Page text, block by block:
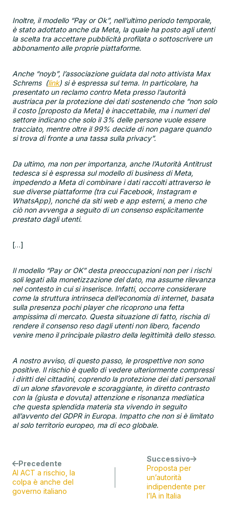
Inoltre, il modello “Pay or Ok”, nell’ultimo periodo temporale,
è stato adottato anche da Meta, la quale ha posto agli utenti
la scelta tra accettare pubblicità profilata o sottoscrivere un
abbonamento alle proprie piattaforme.
Anche “noyb”, l’associazione guidata dal noto attivista Max
Schrems (link) si è espressa sul tema. In particolare, ha
presentato un reclamo contro Meta presso l’autorità
austriaca per la protezione dei dati sostenendo che “non solo
il costo [proposto da Meta] è inaccettabile, ma i numeri del
settore indicano che solo il 3% delle persone vuole essere
tracciato, mentre oltre il 99% decide di non pagare quando
si trova di fronte a una tassa sulla privacy”.
Da ultimo, ma non per importanza, anche l’Autorità Antitrust
tedesca si è espressa sul modello di business di Meta,
impedendo a Meta di combinare i dati raccolti attraverso le
sue diverse piattaforme (tra cui Facebook, Instagram e
WhatsApp), nonché da siti web e app esterni, a meno che
ciò non avvenga a seguito di un consenso esplicitamente
prestato dagli utenti.
[…]
Il modello “Pay or OK” desta preoccupazioni non per i rischi
soli legati alla monetizzazione del dato, ma assume rilevanza
nel contesto in cui si inserisce. Infatti, occorre considerare
come la struttura intrinseca dell’economia di internet, basata
sulla presenza pochi player che ricoprono una fetta
ampissima di mercato. Questa situazione di fatto, rischia di
rendere il consenso reso dagli utenti non libero, facendo
venire meno il principale pilastro della legittimità dello stesso.
A nostro avviso, di questo passo, le prospettive non sono
positive. Il rischio è quello di vedere ulteriormente compressi
i diritti dei cittadini, coprendo la protezione dei dati personali
di un alone sfavorevole e scoraggiante, in diretto contrasto
con la (giusta e dovuta) attenzione e risonanza mediatica
che questa splendida materia sta vivendo in seguito
all’avvento del GDPR in Europa. Impatto che non si è limitato
al solo territorio europeo, ma di eco globale.
Precedente
AI ACT a rischio, la
colpa è anche del
governo italiano
Successivo
Proposta per
un’autorità
indipendente per
l’IA in Italia